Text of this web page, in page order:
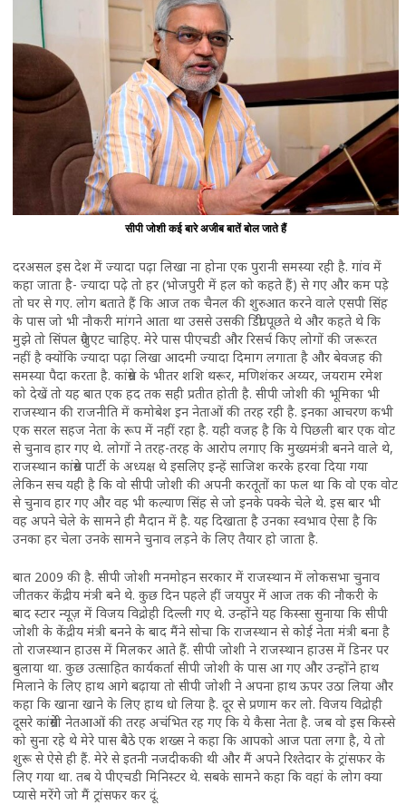
सीपी जोशी कई बारे अजीब बातें बोल जाते हैं
दरअसल इस देश में ज्यादा पढ़ा लिखा ना होना एक पुरानी समस्या रही है. गांव में
कहा जाता है- ज्यादा पढ़े तो हर (भोजपुरी में हल को कहते हैं) से गए और कम पड़े
तो घर से गए. लोग बताते हैं कि आज तक चैनल की शुरुआत करने वाले एसपी सिंह
के पास जो भी नौकरी मांगने आता था उससे उसकी डिग्री पूछते थे और कहते थे कि
मुझे तो सिंपल ग्रैजुएट चाहिए. मेरे पास पीएचडी और रिसर्च किए लोगों की जरूरत
नहीं है क्योंकि ज्यादा पढ़ा लिखा आदमी ज्यादा दिमाग लगाता है और बेवजह की
समस्या पैदा करता है. कांग्रेस के भीतर शशि थरूर, मणिशंकर अय्यर, जयराम रमेश
को देखें तो यह बात एक हद तक सही प्रतीत होती है. सीपी जोशी की भूमिका भी
राजस्थान की राजनीति में कमोबेश इन नेताओं की तरह रही है. इनका आचरण कभी
एक सरल सहज नेता के रूप में नहीं रहा है. यही वजह है कि ये पिछली बार एक वोट
से चुनाव हार गए थे. लोगों ने तरह-तरह के आरोप लगाए कि मुख्यमंत्री बनने वाले थे,
राजस्थान कांग्रेस पार्टी के अध्यक्ष थे इसलिए इन्हें साजिश करके हरवा दिया गया
लेकिन सच यही है कि वो सीपी जोशी की अपनी करतूतों का फल था कि वो एक वोट
से चुनाव हार गए और वह भी कल्याण सिंह से जो इनके पक्के चेले थे. इस बार भी
वह अपने चेले के सामने ही मैदान में है. यह दिखाता है उनका स्वभाव ऐसा है कि
उनका हर चेला उनके सामने चुनाव लड़ने के लिए तैयार हो जाता है.
बात 2009 की है. सीपी जोशी मनमोहन सरकार में राजस्थान में लोकसभा चुनाव
जीतकर केंद्रीय मंत्री बने थे. कुछ दिन पहले हीं जयपुर में आज तक की नौकरी के
बाद स्टार न्यूज़ में विजय विद्रोही दिल्ली गए थे. उन्होंने यह किस्सा सुनाया कि सीपी
जोशी के केंद्रीय मंत्री बनने के बाद मैंने सोचा कि राजस्थान से कोई नेता मंत्री बना है
तो राजस्थान हाउस में मिलकर आते हैं. सीपी जोशी ने राजस्थान हाउस में डिनर पर
बुलाया था. कुछ उत्साहित कार्यकर्ता सीपी जोशी के पास आ गए और उन्होंने हाथ
मिलाने के लिए हाथ आगे बढ़ाया तो सीपी जोशी ने अपना हाथ ऊपर उठा लिया और
कहा कि खाना खाने के लिए हाथ धो लिया है. दूर से प्रणाम कर लो. विजय विद्रोही
दूसरे कांग्रेसी नेतआओं की तरह अचंभित रह गए कि ये कैसा नेता है. जब वो इस किस्से
को सुना रहे थे मेरे पास बैठे एक शख्स ने कहा कि आपको आज पता लगा है, ये तो
शुरू से ऐसे ही हैं. मेरे से इतनी नजदीककी थी और मैं अपने रिश्तेदार के ट्रांसफर के
लिए गया था. तब ये पीएचडी मिनिस्टर थे. सबके सामने कहा कि वहां के लोग क्या
प्यासे मरेंगे जो मैं ट्रांसफर कर दूं.